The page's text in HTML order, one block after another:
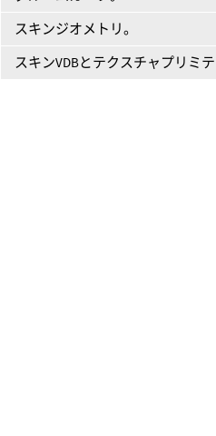
スキンジオメトリ。
スキンVDBとテクスチャプリミ